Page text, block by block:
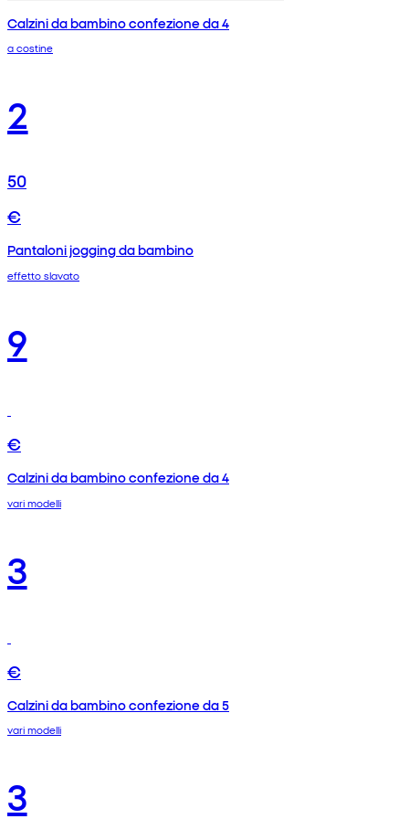
Calzini da bambino confezione da 4
a costine
2
50
€
Pantaloni jogging da bambino
effetto slavato
9
€
Calzini da bambino confezione da 4
vari modelli
3
€
Calzini da bambino confezione da 5
vari modelli
3